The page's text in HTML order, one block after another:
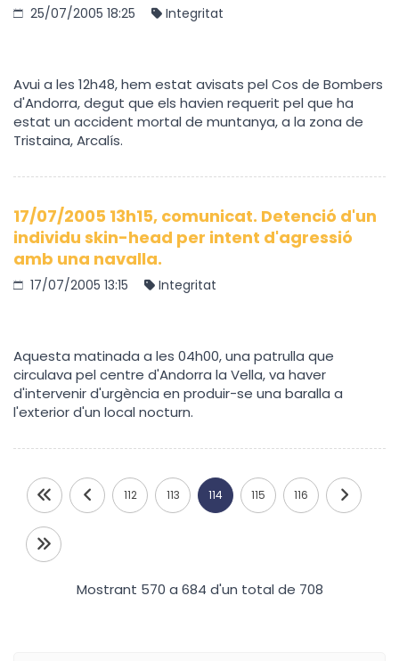
25/07/2005 18:25 Integritat
Avui a les 12h48, hem estat avisats pel Cos de Bombers
d'Andorra, degut que els havien requerit pel que ha
estat un accident mortal de muntanya, a la zona de
Tristaina, Arcalís.
17/07/2005 13h15, comunicat. Detenció d'un
individu skin-head per intent d'agressió
amb una navalla.
17/07/2005 13:15 Integritat
Aquesta matinada a les 04h00, una patrulla que
circulava pel centre d'Andorra la Vella, va haver
d'intervenir d'urgència en produir-se una baralla a
l'exterior d'un local nocturn.
112 113 114 115 116
Mostrant 570 a 684 d'un total de 708